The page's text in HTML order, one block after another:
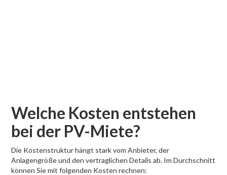
Welche Kosten entstehen
bei der PV-Miete?
Die Kostenstruktur hängt stark vom Anbieter, der
Anlagengröße und den vertraglichen Details ab. Im Durchschnitt
können Sie mit folgenden Kosten rechnen: